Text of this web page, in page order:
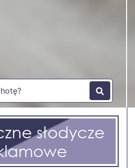
słodycze